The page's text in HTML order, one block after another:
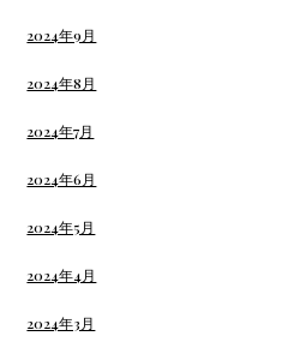
2024年9月
2024年8月
2024年7月
2024年6月
2024年5月
2024年4月
2024年3月